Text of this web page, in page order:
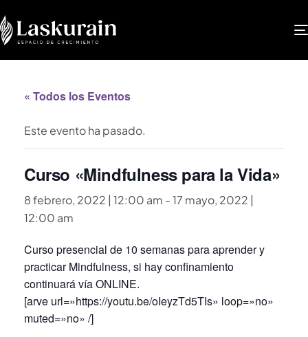
« Todos los Eventos
Este evento ha pasado.
Curso «Mindfulness para la Vida»
8 febrero, 2022 | 12:00 am -17 mayo, 2022 |
12:00 am
Curso presencial de 10 semanas para aprender y
practicar Mindfulness, si hay confinamiento
continuará vía ONLINE.
[arve url=»https://youtu.be/oIeyzTd5TIs» loop=»no»
muted=»no» /]